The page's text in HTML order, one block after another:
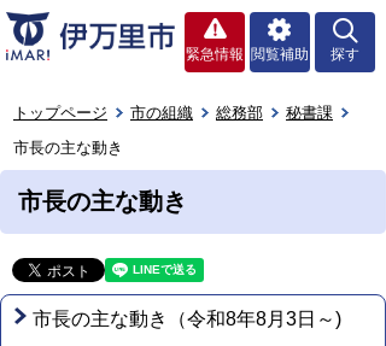
緊急情報 閲覧補助 探す
トップページ 市の組織 総務部
秘書課
市長の主な動き
市長の主な動き
市長の主な動き（令和8年8月3日～)